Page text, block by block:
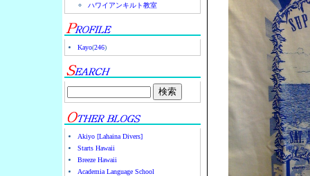
ハワイアンキルト教室
Kayo(246)
Akiyo [Lahaina Divers]
Starts Hawaii
Breeze Hawaii
Academia Language School